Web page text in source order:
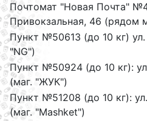
Почтомат "Новая Почта"
Привокзальная, 46 (рядом
Пункт №50613 (до 10 кг)
"NG")
Пункт №50924 (до 10 кг):
(маг. "ЖУК")
Пункт №51208 (до 10 кг):
(маг. "Mashket")